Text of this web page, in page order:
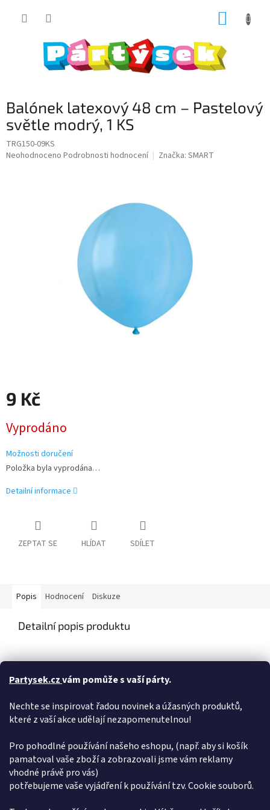
Partysek.czvám pomůže s vaší párty.
Nechte se inspirovat řadou novinek a úžasných produktů,
které z vaší akce udělají nezapomenutelnou!
Pro pohodlné používání našeho eshopu, (např. aby si košík
pamatoval vaše zboží a zobrazovali jsme vám reklamy
vhodné právě pro vás)
potřebujeme vaše vyjádření k používání tzv. Cookie souborů.
Balónek latexový 48 cm – Pastelový
světle modrý, 1 KS
TRG150-09KS
Průměrné
Neohodnoceno Podrobnosti hodnocení Značka: SMART
9 Kč
cena:
Vyprodáno
Možnosti doručení
Položka byla vyprodána…
Detailní informace
ZEPTAT SE HLÍDAT SDÍLET
Popis Hodnocení Diskuze
Detailní popis produktu
výzdobě narozeninové či jiné párty. Balónky o velikosti 48 cm
nabídky. BalónkyCena za 1 ks.
Cena plnění balónku heliem na prodejně je 74 Kč.
Doplňkové parametry
Kategorie: Klasické latexové balonky
EAN:
8021886150902